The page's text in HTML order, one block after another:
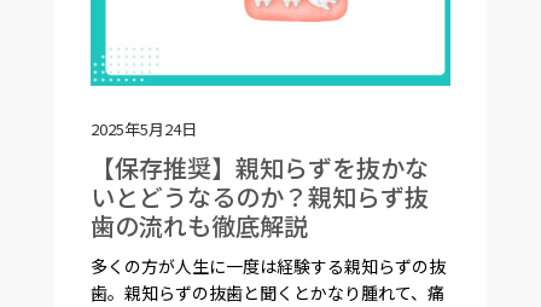
2025年5月24日
【保存推奨】親知らずを抜かな
いとどうなるのか？親知らず抜
歯の流れも徹底解説
多くの方が人生に一度は経験する親知らずの抜
歯。親知らずの抜歯と聞くとかなり腫れて、痛